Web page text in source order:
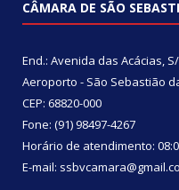
CÂMARA DE SÃO
End.: Avenida das Acácias,
Aeroporto - São Sebastião
CEP: 68820-000
Fone: (91) 98497-4267
Horário de atendimento:
E-mail: